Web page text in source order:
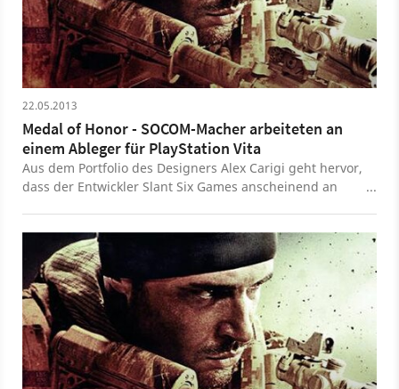
22.05.2013
Medal of Honor - SOCOM-Macher arbeiteten an
einem Ableger für PlayStation Vita
Aus dem Portfolio des Designers Alex Carigi geht hervor,
dass der Entwickler Slant Six Games anscheinend an